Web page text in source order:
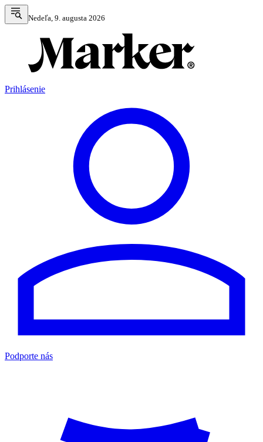
Nedeľa, 9. augusta 2026
Prihlásenie
Podporte nás